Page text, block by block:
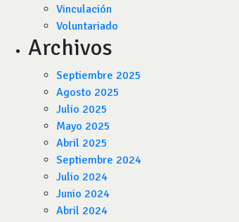
Vinculación
Voluntariado
Archivos
Septiembre 2025
Agosto 2025
Julio 2025
Mayo 2025
Abril 2025
Septiembre 2024
Julio 2024
Junio 2024
Abril 2024